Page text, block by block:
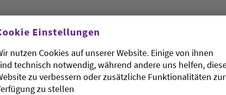
fort: Nach der Neuordnung der
für Pastorinnen und Pastoren in den ersten
Fortbildung für Pfarrerinnen und
ein gemeinsames Programm für
Einstellungen
nutzen Cookies auf unserer Website. Einige von ihnen
technisch notwendig, während andere uns helfen,
zu verbessern oder zusätzliche Funktionalitäten zur
zu stellen